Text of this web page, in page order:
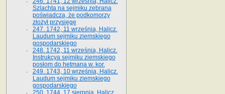
Szlachta na sejmiku zebrana
poświadcza, że podkomorzy
złożył przysięgę
247. 1742, 11 września, Halicz.
Laudum sejmiku ziemskiego
gospodarskiego
248. 1742, 11 września, Halicz.
Instrukcya sejmiku ziemskiego
posłom do hetmana w. kor.
249. 1743, 10 września, Halicz.
Laudum sejmiku ziemskiego
gospodarskiego
250. 1744, 17 sierpnia, Halicz.